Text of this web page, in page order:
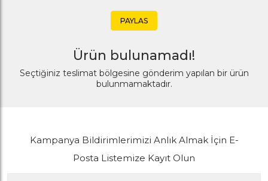
PAYLAS
Ürün bulunamadı!
Seçtiğiniz teslimat bölgesine gönderim yapılan bir ürün
bulunmamaktadır.
Kampanya Bildirimlerimizi Anlık Almak İçin E-
Posta Listemize Kayıt Olun